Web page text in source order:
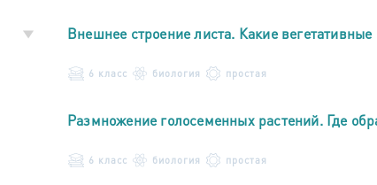
Внешнее строение листа. Какие
6 класс биология простая
Размножение голосеменных растений. Где
6 класс биология простая